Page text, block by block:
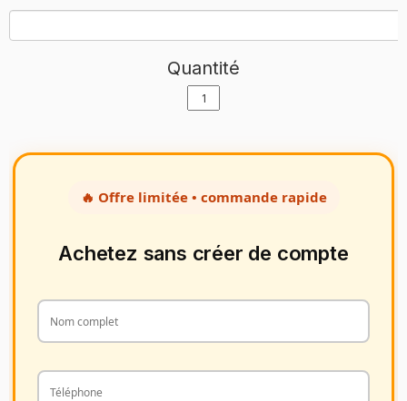
Quantité
🔥 Offre limitée • commande rapide
Achetez sans créer de compte